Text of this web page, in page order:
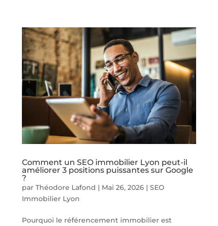
Comment un SEO immobilier Lyon peut-il
améliorer 3 positions puissantes sur Google
?
par Théodore Lafond | Mai 26, 2026| SEO
Immobilier Lyon
Pourquoi le référencement immobilier est